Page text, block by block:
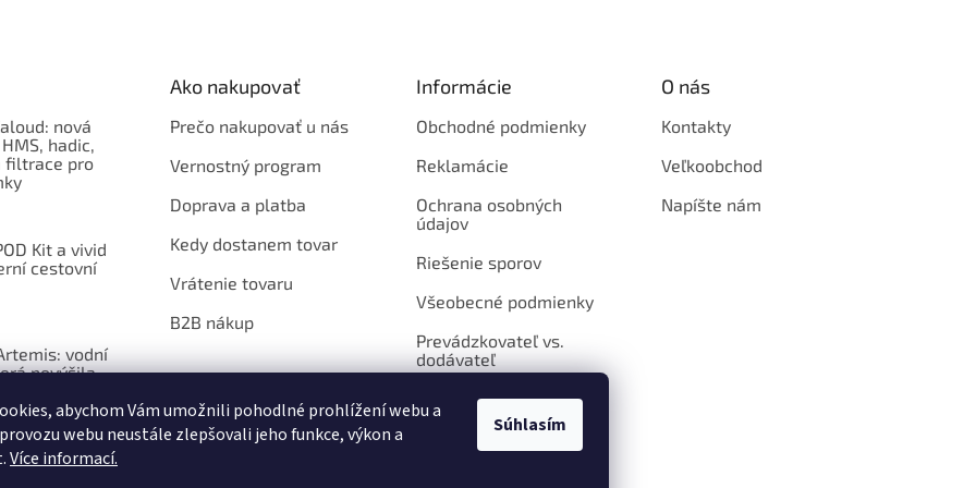
abychom Vám umožnili pohodlné prohlížení webu a
webu neustále zlepšovali jeho funkce, výkon a
Více informací.
Súhlasím
nová
hadic,
filtrace pro
Kit a vivid
cestovní
vodní
povýšila
Ako nakupovať
Prečo nakupovať u nás
Vernostný program
Doprava a platba
Kedy dostanem tovar
Vrátenie tovaru
B2B nákup
Informácie
Obchodné podmienky
Reklamácie
Ochrana osobných
údajov
Riešenie sporov
Všeobecné podmienky
Prevádzkovateľ vs.
dodávateľ
O nás
Kontakty
Veľkoobchod
Napíšte nám